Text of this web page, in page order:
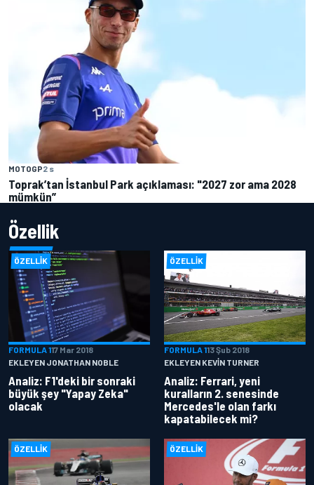
MOTOGP2 s
Toprak’tan İstanbul Park açıklaması: "2027 zor ama 2028
mümkün”
Özellik
ÖZELLIK
FORMULA 117 Mar 2018
EKLEYEN JONATHAN NOBLE
Analiz: F1'deki bir sonraki
büyük şey "Yapay Zeka"
olacak
ÖZELLIK
FORMULA 113 Şub 2018
EKLEYEN KEVIN TURNER
Analiz: Ferrari, yeni
kuralların 2. senesinde
Mercedes'le olan farkı
kapatabilecek mi?
ÖZELLIK ÖZELLIK